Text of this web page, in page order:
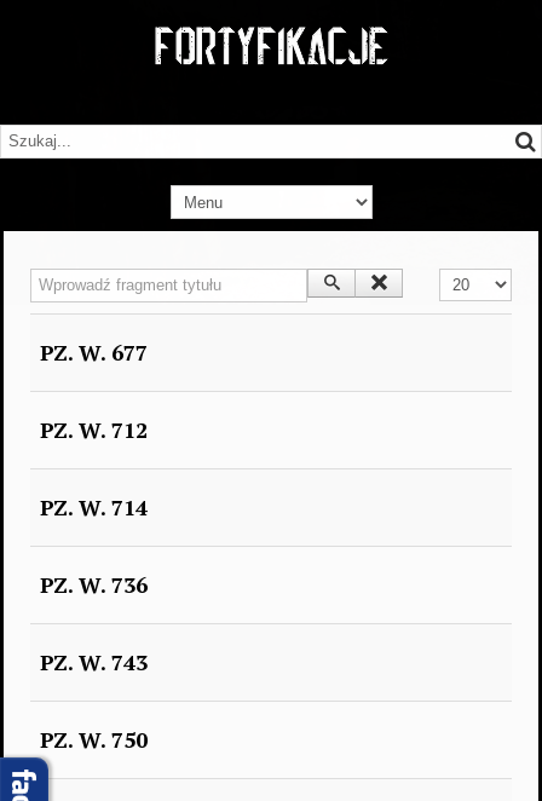
Wprowadź fragment tytułu Pokaż #
PZ. W. 677
PZ. W. 712
PZ. W. 714
PZ. W. 736
PZ. W. 743
PZ. W. 750